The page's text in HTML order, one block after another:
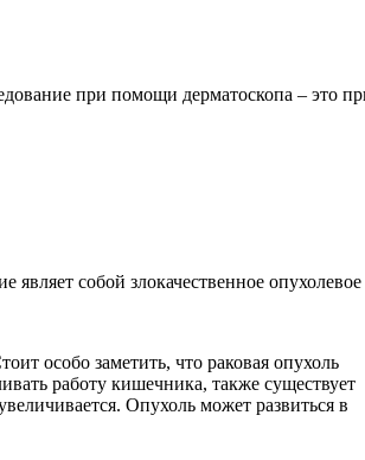
при помощи дерматоскопа – это
собой злокачественное
особо заметить, что раковая опухоль
работу кишечника, также существует
Опухоль может развиться в